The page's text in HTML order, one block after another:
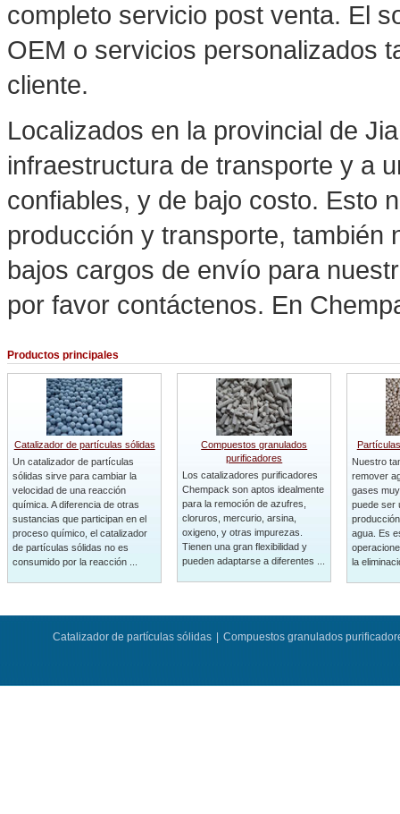
completo servicio post venta. El
OEM o servicios personalizados
cliente.
Localizados en la provincial de
infraestructura de transporte y a
confiables, y de bajo costo. Esto
producción y transporte, también
bajos cargos de envío para
por favor contáctenos. En
Productos principales
Catalizador de partículas sólidas
Un catalizador de partículas
sólidas sirve para cambiar la
velocidad de una reacción
química. A diferencia de otras
sustancias que participan en el
proceso químico, el catalizador
de partículas sólidas no es
consumido por la reacción ...
Compuestos granulados
purificadores
Los catalizadores purificadores
Chempack son aptos idealmente
para la remoción de azufres,
cloruros, mercurio, arsina,
oxigeno, y otras impurezas.
Tienen una gran flexibilidad y
pueden adaptarse a diferentes ...
Nuestro
remover
gases
puede ser
agua. Es
la
Catalizador de partículas sólidas Compuestos granulados